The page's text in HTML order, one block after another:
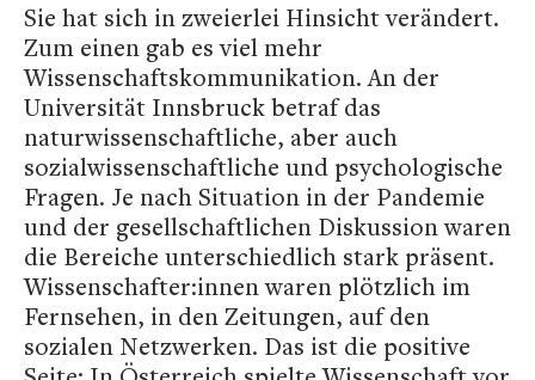
Sie hat sich in zweierlei Hinsicht verändert.
Zum einen gab es viel mehr
Wissenschaftskommunikation. An der
Universität Innsbruck betraf das
naturwissenschaftliche, aber auch
sozialwissenschaftliche und psychologische
Fragen. Je nach Situation in der Pandemie
und der gesellschaftlichen Diskussion waren
die Bereiche unterschiedlich stark präsent.
Wissenschafter:innen waren plötzlich im
Fernsehen, in den Zeitungen, auf den
sozialen Netzwerken. Das ist die positive